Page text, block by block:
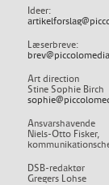
Ideer:
Læserbreve:
Art direction
Stine Sophie Birch
Ansvarshavende
Niels-Otto Fisker,
DSB-redaktør
Gregers Lohse